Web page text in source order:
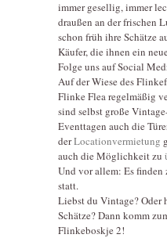
immer gesellig, immer
draußen an der frischen
schon früh ihre Schätze
Käufer, die ihnen ein
Folge uns auf Social
Auf der Wiese des
Flinke Flea regelmäßig
sind selbst große
Eventtagen auch die
derLocationvermietung
auch die Möglichkeit zu
Und vor allem: Es finden
statt.
Liebst du Vintage? Oder
Schätze? Dann komm
Flinkeboskje 2!